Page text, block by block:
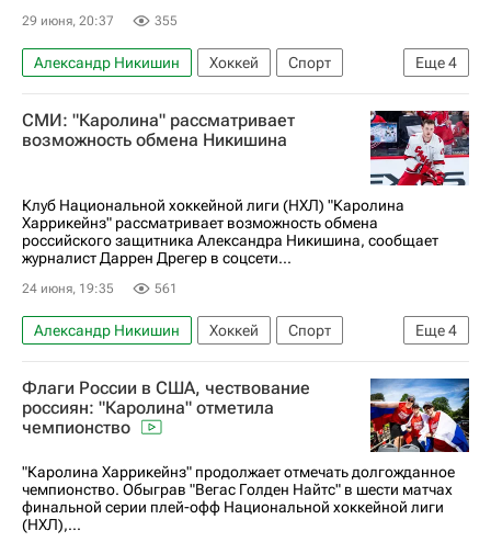
29 июня, 20:37 355
Еще4
Александр Никишин Хоккей
Спорт
Амир Мифтахов
СКА (Санкт-Петербург)
Национальная хоккейная лига (НХЛ)
СМИ: "Каролина" рассматривает
возможность обмена Никишина
Клуб Национальной хоккейной лиги (НХЛ) "Каролина
Харрикейнз" рассматривает возможность обмена
российского защитника Александра Никишина, сообщает
журналист Даррен Дрегер в соцсети...
24 июня, 19:35 561
Еще4
Александр Никишин Хоккей
Спорт
Орел
СКА (Санкт-Петербург)
Каролина Харрикейнз
Национальная хоккейная лига (НХЛ)
Флаги России в США, чествование
россиян: "Каролина" отметила
чемпионство
"Каролина Харрикейнз" продолжает отмечать долгожданное
чемпионство. Обыграв "Вегас Голден Найтс" в шести матчах
финальной серии плей-офф Национальной хоккейной лиги
(НХЛ),...